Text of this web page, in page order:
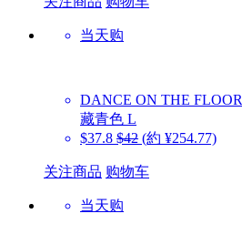
当天购
DANCE ON THE FLOOR
藏青色 L
$37.8 $42 (約 ¥254.77)
关注商品 购物车
当天购